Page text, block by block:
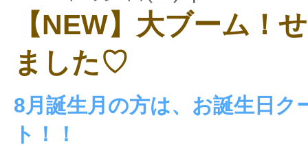
【NEW】大ブーム！
ました♡
8月誕生月の方は、お誕生日ク
ト！！